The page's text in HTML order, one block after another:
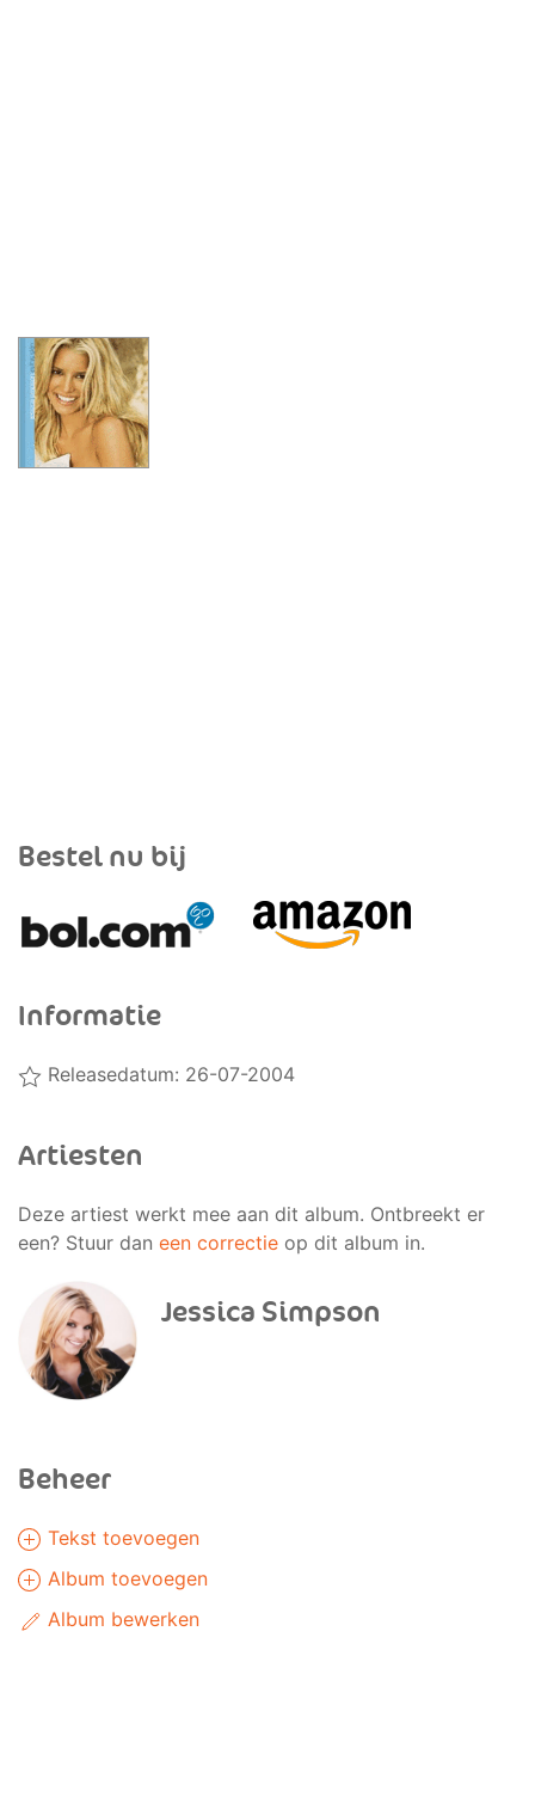
Bestel nu bij
Informatie
Releasedatum: 26-07-2004
Artiesten
Deze artiest werkt mee aan dit album. Ontbreekt er
een? Stuur dan een correctie op dit album in.
Jessica Simpson
Beheer
Tekst toevoegen
Album toevoegen
Album bewerken